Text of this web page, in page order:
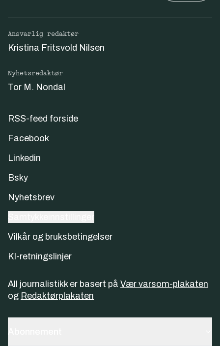
Ansvarlig redaktør
Kristina Fritsvold Nilsen
Nyhetsredaktør
Tor M. Nondal
RSS-feed forside
Facebook
Linkedin
Bsky
Nyhetsbrev
Vilkår og bruksbetingelser
KI-retningslinjer
All journalistikk er basert på Vær varsom-plakaten
og Redaktørplakaten